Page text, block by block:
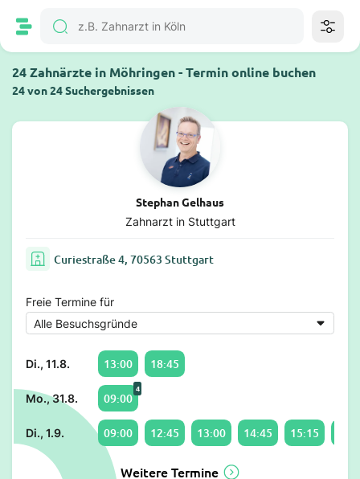
24 Zahnärzte in Möhringen - Termin online buchen
24 von 24 Suchergebnissen
Stephan Gelhaus
Zahnarzt in Stuttgart
Curiestraße 4, 70563 Stuttgart
Freie Termine für
Di., 11.8. 13:00 18:45
Mo., 31.8. 09:00
4
Di., 1.9. 09:00 12:45 13:00 14:45 15:15
Weitere Termine